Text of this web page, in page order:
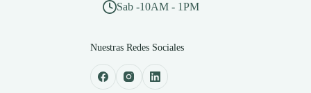
Sab -10AM - 1PM
Nuestras Redes Sociales